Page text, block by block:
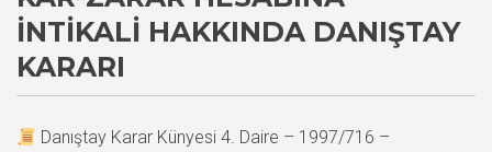
İNTIKALI HAKKINDA DANIŞTAY
KARARI
Danıştay Karar Künyesi 4. Daire – 1997/716 –